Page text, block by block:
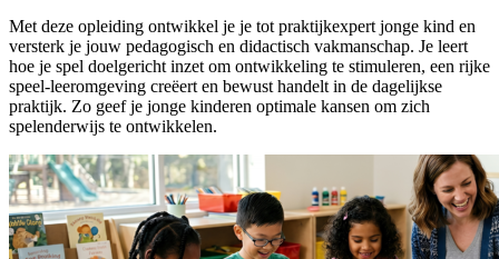
Met deze opleiding ontwikkel je je tot praktijkexpert jonge kind en
versterk je jouw pedagogisch en didactisch vakmanschap. Je leert
hoe je spel doelgericht inzet om ontwikkeling te stimuleren, een rijke
speel-leeromgeving creëert en bewust handelt in de dagelijkse
praktijk. Zo geef je jonge kinderen optimale kansen om zich
spelenderwijs te ontwikkelen.